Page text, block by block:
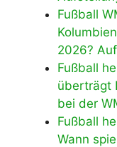
Fußball
2026?
Fußball
überträgt
bei der
Fußball
Wann